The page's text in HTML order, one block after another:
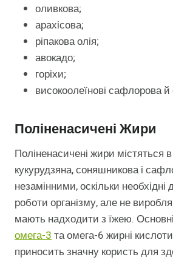
оливкова;
арахісова;
ріпакова олія;
авокадо;
горіхи;
високоолеїнові сафлорова
Поліненасичені Жири
Поліненасичені жири містяться в
кукурудзяна, соняшникова і
незамінними, оскільки
роботи організму, але не
мають надходити з їжею.
омега-3 та омега-6 жирні
приносить значну користь для